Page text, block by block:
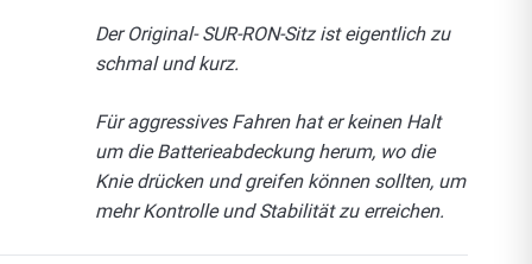
Der Original- SUR-RON-Sitz ist eigentlich zu
schmal und kurz.
Für aggressives Fahren hat er keinen Halt
um die Batterieabdeckung herum, wo die
Knie drücken und greifen können sollten, um
mehr Kontrolle und Stabilität zu erreichen.